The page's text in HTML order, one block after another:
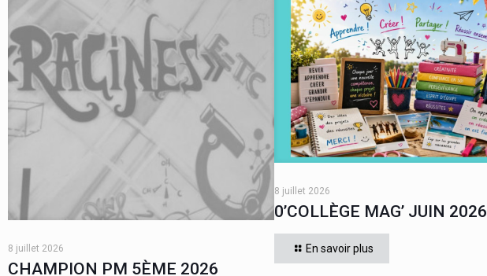
Cette année, tous les élèves de 5ème du collège
8 juillet 2026
CHAMPION PM 5ÈME 2026
8 juillet 2026
0’COLLÈGE MAG’ JUIN 2026
En savoir plus